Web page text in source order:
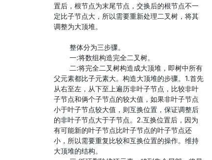
置后，根节点为末尾节点，交换后的根节点不一
定比子节点大，所以需要重新处理二叉树，将其
调整为大顶堆。
整体分为三步骤。
一:将数组构造完全二叉树。
二:将完全二叉树构造成大顶堆，即树中所有
父元素都比子元素大。构造大顶堆的步骤。1.首先
从右至左，从下至上遍历非叶子节点，比较非叶
子节点和俩个子节点的较大值，如果非叶子节点
小于叶子节点较大值，则互换位置，保证调整后
的非叶子节点大于子节点。2.互换位置后，因为
有可能新的叶子节点比叶子节点的叶子节点还
小，所以需要重复比较和互换位置的操作。维持
大顶堆的结构。